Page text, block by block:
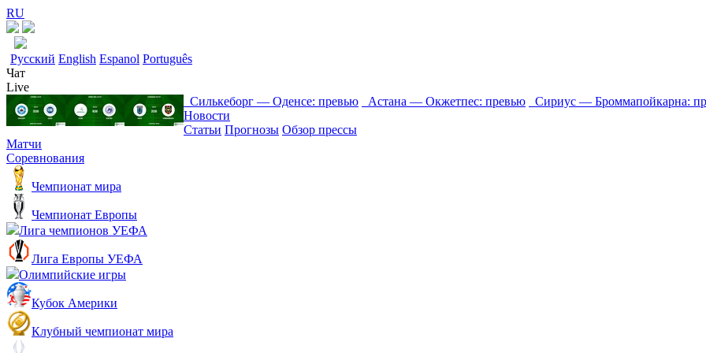
RU
Русский English Espanol Português
Чат
Live
Силькеборг ― Оденсе: превью
Астана ― Окжетпес: превью
Сириус ― Броммапойкарна:
Новости
Статьи Прогнозы Обзор прессы
Матчи
Соревнования
Чемпионат мира
Чемпионат Европы
Лига чемпионов УЕФА
Лига Европы УЕФА
Олимпийские игры
Кубок Америки
Клубный чемпионат мира